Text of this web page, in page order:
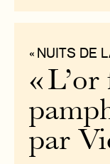
« NUITS DE
«
par